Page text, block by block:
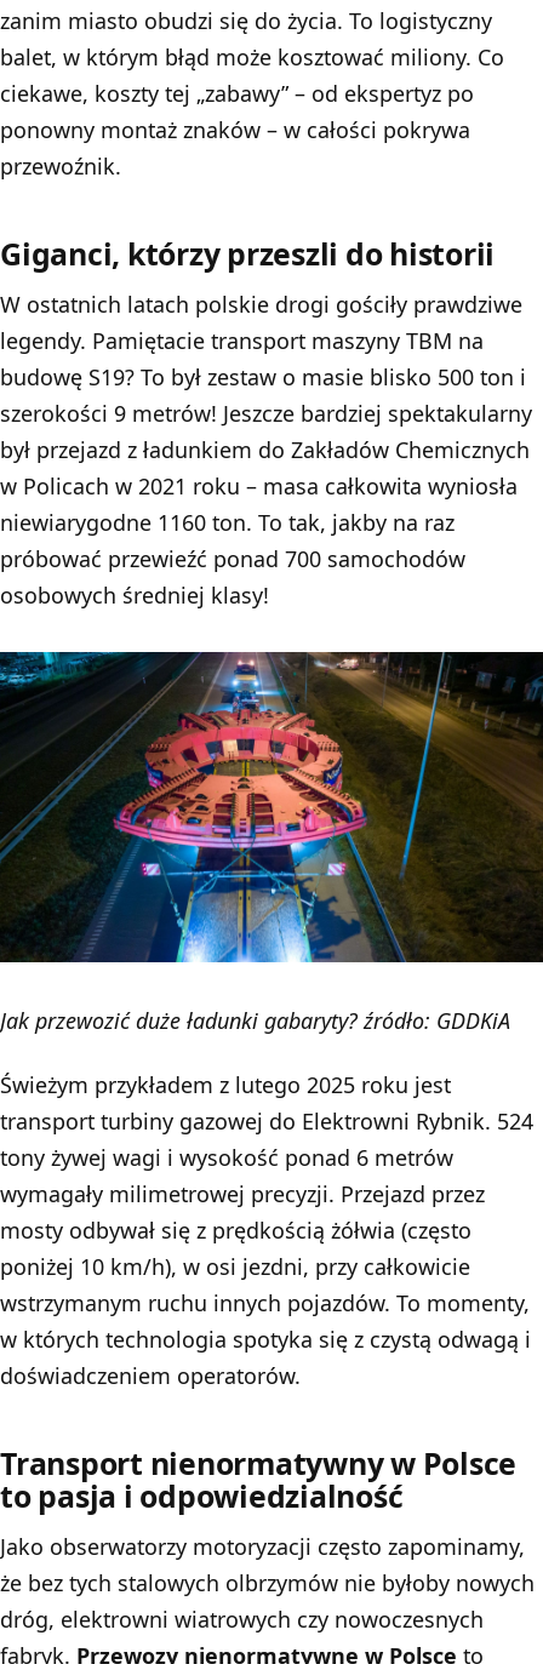
zanim miasto obudzi się do życia. To logistyczny
balet, w którym błąd może kosztować miliony. Co
ciekawe, koszty tej „zabawy” – od ekspertyz po
ponowny montaż znaków – w całości pokrywa
przewoźnik.
Giganci, którzy przeszli do historii
W ostatnich latach polskie drogi gościły prawdziwe
legendy. Pamiętacie transport maszyny TBM na
budowę S19? To był zestaw o masie blisko 500 ton i
szerokości 9 metrów! Jeszcze bardziej spektakularny
był przejazd z ładunkiem do Zakładów Chemicznych
w Policach w 2021 roku – masa całkowita wyniosła
niewiarygodne 1160 ton. To tak, jakby na raz
próbować przewieźć ponad 700 samochodów
osobowych średniej klasy!
Jak przewozić duże ładunki gabaryty? źródło: GDDKiA
Świeżym przykładem z lutego 2025 roku jest
transport turbiny gazowej do Elektrowni Rybnik. 524
tony żywej wagi i wysokość ponad 6 metrów
wymagały milimetrowej precyzji. Przejazd przez
mosty odbywał się z prędkością żółwia (często
poniżej 10 km/h), w osi jezdni, przy całkowicie
wstrzymanym ruchu innych pojazdów. To momenty,
w których technologia spotyka się z czystą odwagą i
doświadczeniem operatorów.
Transport nienormatywny w Polsce
to pasja i odpowiedzialność
Jako obserwatorzy motoryzacji często zapominamy,
że bez tych stalowych olbrzymów nie byłoby nowych
dróg, elektrowni wiatrowych czy nowoczesnych
fabryk. Przewozy nienormatywne w Polsce to